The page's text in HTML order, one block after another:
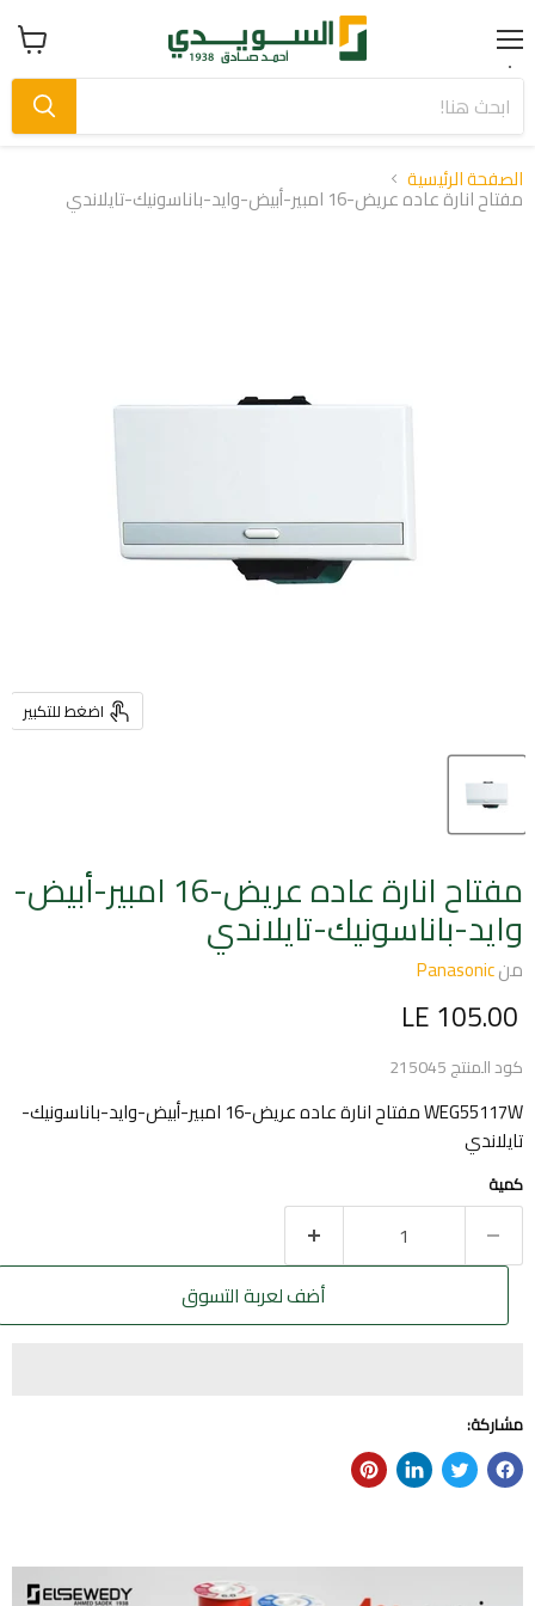
Menu عرض
سلة
الصفحة الرئيسية
مفتاح انارة عاده عريض-16 امبير-أبيض-وايد-باناسونيك-تايلاندي
اضغط للتكبير
مفتاح انارة عاده عريض-16 امبير-أبيض-
وايد-باناسونيك-تايلاندي
منPanasonic
السعر الحالي
LE 105.00
كود المنتج215045
WEG55117W مفتاح انارة عاده عريض-16 امبير-أبيض-وايد-باناسونيك-
تايلاندي
كمية
أضف لعربة التسوق
مشاركة: